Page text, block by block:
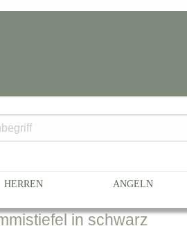
HERREN ANGELN
in schwarz